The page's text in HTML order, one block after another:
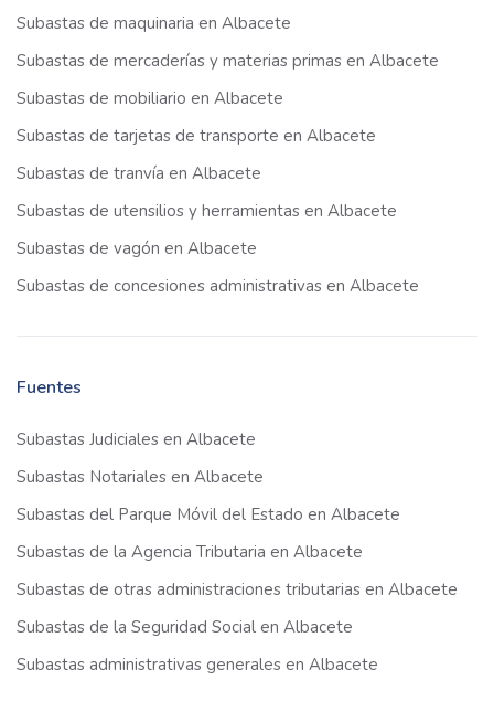
Subastas de maquinaria en Albacete
Subastas de mercaderías y materias primas en Albacete
Subastas de mobiliario en Albacete
Subastas de tarjetas de transporte en Albacete
Subastas de tranvía en Albacete
Subastas de utensilios y herramientas en Albacete
Subastas de vagón en Albacete
Subastas de concesiones administrativas en Albacete
Fuentes
Subastas Judiciales en Albacete
Subastas Notariales en Albacete
Subastas del Parque Móvil del Estado en Albacete
Subastas de la Agencia Tributaria en Albacete
Subastas de otras administraciones tributarias en Albacete
Subastas de la Seguridad Social en Albacete
Subastas administrativas generales en Albacete